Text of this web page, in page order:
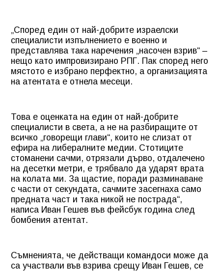
„Според един от най-добрите израелски
специалисти изпълнението е военно и
представлява така наречения „насочен взрив“ –
нещо като импровизирано РПГ. Пак според него
мястото е избрано перфектно, а организацията
на атентата е отнела месеци.
Това е оценката на един от най-добрите
специалисти в света, а не на разбиращите от
всичко „говорещи глави“, които не слизат от
ефира на либералните медии. Стотиците
стоманени сачми, отрязали дърво, отдалечено
на десетки метри, е трябвало да ударят врата
на колата ми. За щастие, поради разминаване
с части от секундата, сачмите засегнаха само
предната част и така никой не пострада“,
написа Иван Гешев във фейсбук година след
бомбения атентат.
Съмненията, че действащи командоси може да
са участвали във взрива срещу Иван Гешев, се